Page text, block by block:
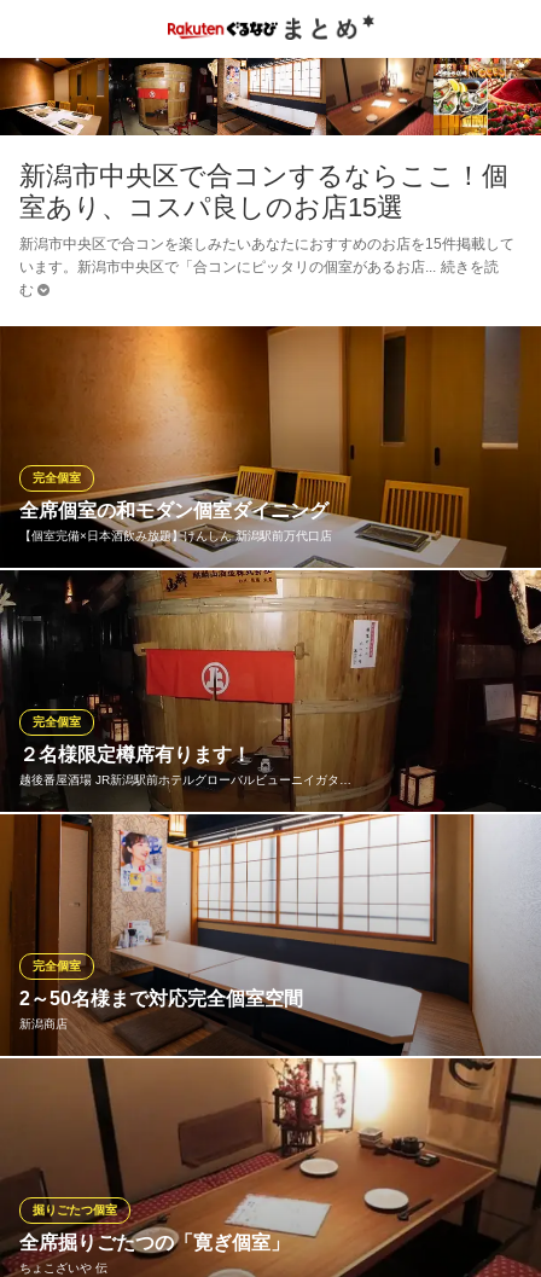
新潟市中央区で合コンするならここ！個
室あり、コスパ良しのお店15選
新潟市中央区で合コンを楽しみたいあなたにおすすめのお店を15件掲載して
います。新潟市中央区で「合コンにピッタリの個室があるお店
続きを読
む
全席個室の和モダン個室ダイニング
【個室完備×日本酒飲み放題】けんしん 新潟駅前万代口店
完全個室
大人のための和モダン空間がお客様をお出迎え♪温かみのあるお部
屋での美味しいお食事に心も暖まります。全席個室タイプのお席
でのご案内となっております。落ち着いた情緒空間での忘年会を
お楽しみください◎
※こちらは夜のみのこだわりです。
【個室完備×日本酒飲み放題】けんしん 新潟駅前万代口店
個室 居酒屋 宴会
ＪＲ新潟駅 徒歩1分
新潟県新潟市中央区東大通1-5-27 駅前セーヌビル1F
２名様限定樽席有ります！
越後番屋酒場 JR新潟駅前ホテルグローバルビューニイガタ…
完全個室
人気の樽席有ります。 今は寒いのでコタツをご用意しておりま
越後番屋酒場 JR新潟駅前ホテルグローバルビューニイガタ1
F店
新潟の名物郷土料理の店
ＪＲ新潟駅万代口 徒歩2分
新潟県新潟市中央区弁天1-2-4
2～50名様まで対応完全個室空間
新潟商店
完全個室
デートの二人きりの空間から、最大50名様の大宴会まで。当店
は、ご利用シーンと人数に合わせてお選びいただける「完全個
室」を完備しております。周りのお客様を気にすることなく、プ
ライベートな会話や一体感のあるご宴会が可能。全席掘りごたつ
なので、足を伸ばしてゆったりとお寛ぎ
新潟商店
全席掘りごたつの「寛ぎ個室」
ちょこざいや 伝
掘りごたつ個室